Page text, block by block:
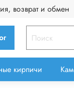
возврат и обмен
кирпичи